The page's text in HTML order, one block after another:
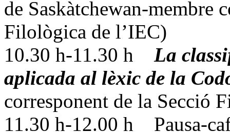
de Saskàtchewan-membre
Filològica de l’IEC)
10.30 h-11.30 h La
aplicada al lèxic de la
corresponent de la Secció
11.30 h-12.00 h Pausa-